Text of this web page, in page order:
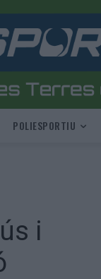
POLIESPORTIU
i